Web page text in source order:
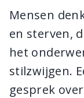
Mensen
en sterven,
het
stilzwijgen.
gesprek